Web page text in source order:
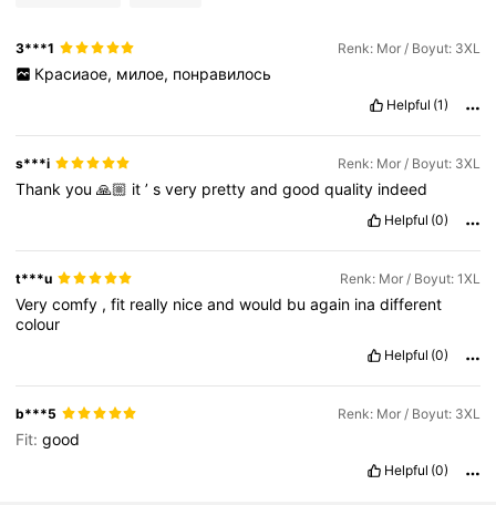
3***1 Renk: Mor / Boyut: 3XL
Красиаое, милое, понравилось
Helpful (1)
s***i Renk: Mor / Boyut: 3XL
Thankyou🙏🏼 it’svery prettyandgoodquality indeed
Helpful (0)
t***u Renk: Mor / Boyut: 1XL
Verycomfy ,fit really niceandwould buagain inadifferent
colour
Helpful (0)
b***5 Renk: Mor / Boyut: 3XL
Fit:good
Helpful (0)